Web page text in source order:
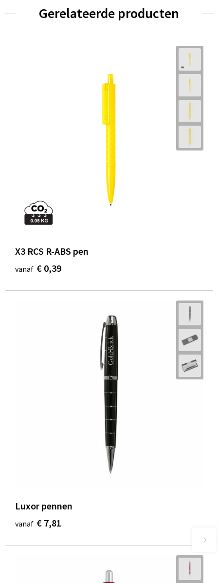
Gerelateerde producten
X3 RCS R-ABS pen
vanaf € 0,39
Luxor pennen
vanaf € 7,81